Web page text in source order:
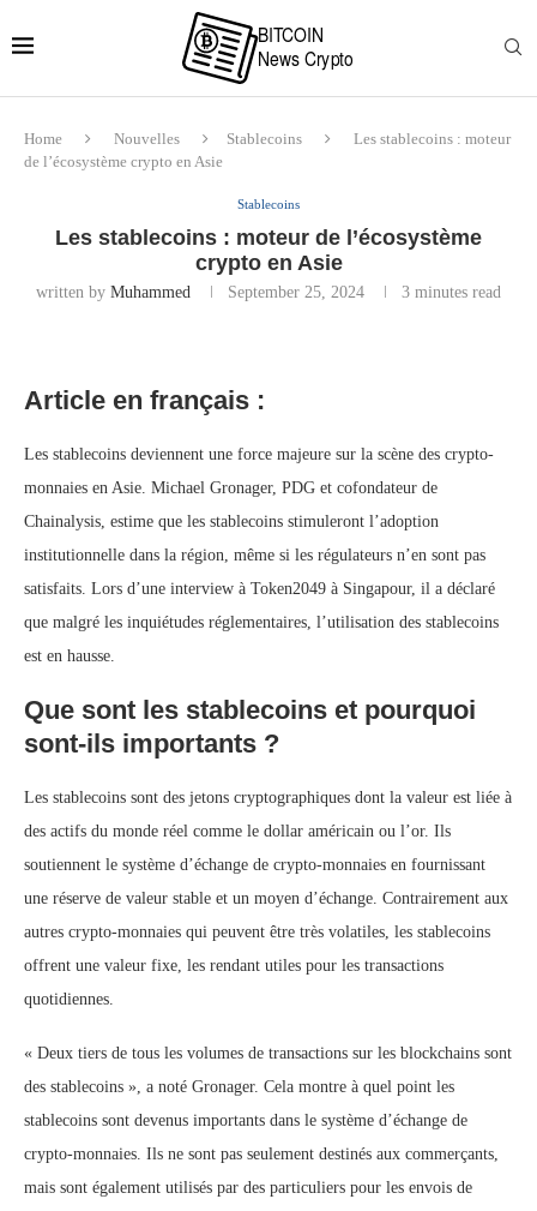
Home Nouvelles Stablecoins
Les stablecoins : moteur
de l’écosystème crypto en Asie
Stablecoins
Les stablecoins : moteur de l’écosystème
crypto en Asie
written by Muhammed September 25, 2024 3 minutes read
Article en français :
Les stablecoins deviennent une force majeure sur la scène des crypto-
monnaies en Asie. Michael Gronager, PDG et cofondateur de
Chainalysis, estime que les stablecoins stimuleront l’adoption
institutionnelle dans la région, même si les régulateurs n’en sont pas
satisfaits. Lors d’une interview à Token2049 à Singapour, il a déclaré
que malgré les inquiétudes réglementaires, l’utilisation des stablecoins
est en hausse.
Que sont les stablecoins et pourquoi
sont-ils importants ?
Les stablecoins sont des jetons cryptographiques dont la valeur est liée à
des actifs du monde réel comme le dollar américain ou l’or. Ils
soutiennent le système d’échange de crypto-monnaies en fournissant
une réserve de valeur stable et un moyen d’échange. Contrairement aux
autres crypto-monnaies qui peuvent être très volatiles, les stablecoins
offrent une valeur fixe, les rendant utiles pour les transactions
quotidiennes.
« Deux tiers de tous les volumes de transactions sur les blockchains sont
des stablecoins », a noté Gronager. Cela montre à quel point les
stablecoins sont devenus importants dans le système d’échange de
crypto-monnaies. Ils ne sont pas seulement destinés aux commerçants,
mais sont également utilisés par des particuliers pour les envois de